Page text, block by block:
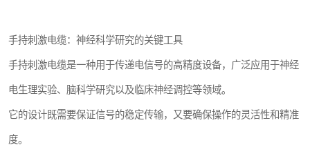
手持刺激电缆：神经科学研究的关键工具
手持刺激电缆是一种用于传递电信号的高精度设备，广泛应用于神经
电生理实验、脑科学研究以及临床神经调控等领域。
它的设计既需要保证信号的稳定传输，又要确保操作的灵活性和精准
度。